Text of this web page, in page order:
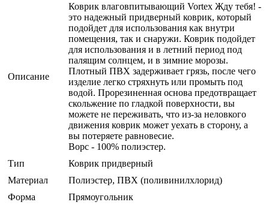
Описание
Коврик влаговпитывающий Vortex Жду тебя! -
это надежный придверный коврик, который
подойдет для использования как внутри
помещения, так и снаружи. Коврик подойдет
для использования и в летний период под
палящим солнцем, и в зимние морозы.
Плотный ПВХ задерживает грязь, после чего
изделие легко стряхнуть или промыть под
водой. Прорезиненная основа предотвращает
скольжение по гладкой поверхности, вы
можете не переживать, что из-за неловкого
движения коврик может уехать в сторону, а
вы потеряете равновесие.
Ворс - 100% полиэстер.
Тип
Коврик придверный
Материал
Полиэстер, ПВХ (поливинилхлорид)
Форма
Прямоугольник